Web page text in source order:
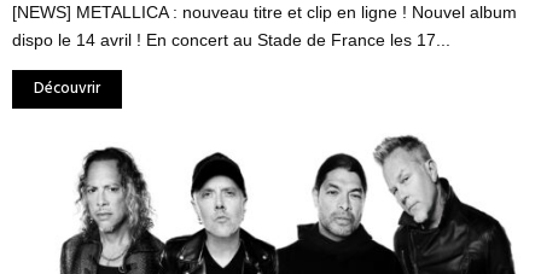
[NEWS] METALLICA : nouveau titre et clip en ligne ! Nouvel album
dispo le 14 avril ! En concert au Stade de France les 17...
Découvrir